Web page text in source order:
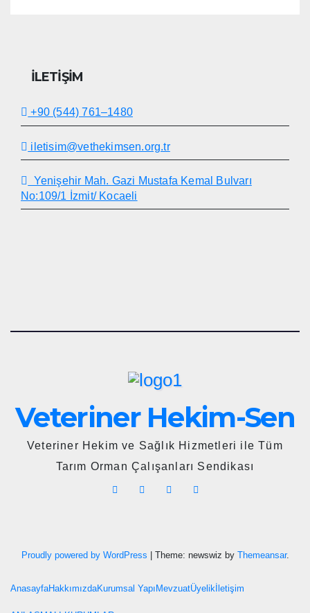
İLETIŞIM
+90 (544) 761–1480
iletisim@vethekimsen.org.tr
Yenişehir Mah. Gazi Mustafa Kemal Bulvarı
No:109/1 İzmit/ Kocaeli
Veteriner Hekim-Sen
Veteriner Hekim ve Sağlık Hizmetleri ile Tüm
Tarım Orman Çalışanları Sendikası
Proudly powered by WordPress Theme: newswiz by Themeansar.
AnasayfaHakkımızdaKurumsal Yapı MevzuatÜyelik İletişim